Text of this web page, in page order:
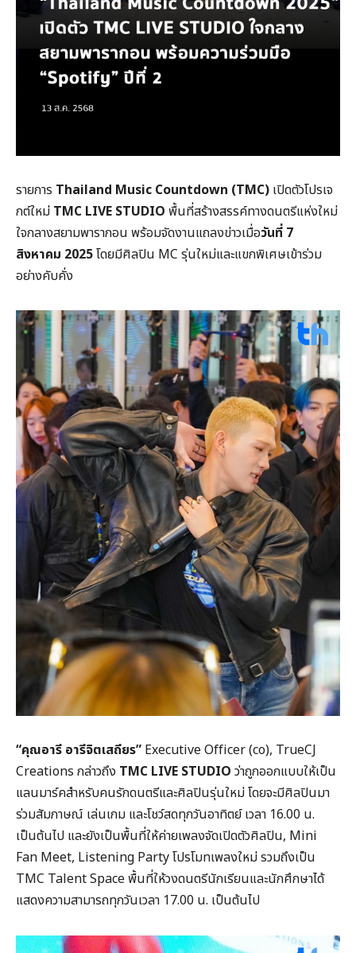
รายการ Thailand Music Countdown (TMC) เปิดตัวโปรเจ
กต์ใหม่ TMC LIVE STUDIO พื้นที่สร้างสรรค์ทางดนตรีแห่งใหม่
ใจกลางสยามพารากอน พร้อมจัดงานแถลงข่าวเมื่อวันที่ 7
สิงหาคม 2025โดยมีศิลปิน MC รุ่นใหม่และแขกพิเศษเข้าร่วม
อย่างคับคั่ง
“คุณอารี อารีจิตเสถียร” Executive Officer (co), TrueCJ
Creations กล่าวถึง TMC LIVE STUDIO ว่าถูกออกแบบให้เป็น
แลนมาร์คสำหรับคนรักดนตรีและศิลปินรุ่นใหม่ โดยจะมีศิลปินมา
ร่วมสัมภาษณ์ เล่นเกม และโชว์สดทุกวันอาทิตย์ เวลา 16.00 น.
เป็นต้นไป และยังเป็นพื้นที่ให้ค่ายเพลงจัดเปิดตัวศิลปิน, Mini
Fan Meet, Listening Party โปรโมทเพลงใหม่ รวมถึงเป็น
TMC Talent Space พื้นที่ให้วงดนตรีนักเรียนและนักศึกษาได้
แสดงความสามารถทุกวันเวลา 17.00 น. เป็นต้นไป